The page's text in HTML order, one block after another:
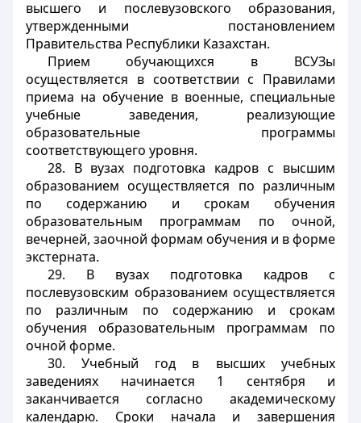
высшего и послевузовского образования,
утвержденными постановлением
Правительства Республики Казахстан.
Прием обучающихся в ВСУЗы
осуществляется в соответствии с Правилами
приема на обучение в военные, специальные
учебные заведения, реализующие
образовательные программы
соответствующего уровня.
28. В вузах подготовка кадров с высшим
образованием осуществляется по различным
по содержанию и срокам обучения
образовательным программам по очной,
вечерней, заочной формам обучения и в форме
экстерната.
29. В вузах подготовка кадров с
послевузовским образованием осуществляется
по различным по содержанию и срокам
обучения образовательным программам по
очной форме.
30. Учебный год в высших учебных
заведениях начинается 1 сентября и
заканчивается согласно академическому
календарю. Сроки начала и завершения